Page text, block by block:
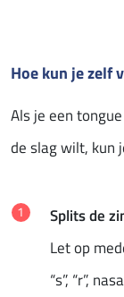
Hoe kun je zelf
Als je een
de slag wilt, kun
Splits de
Let op
“s”, “r”,